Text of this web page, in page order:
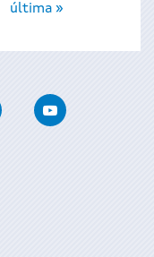
última »
InstagramYoutube